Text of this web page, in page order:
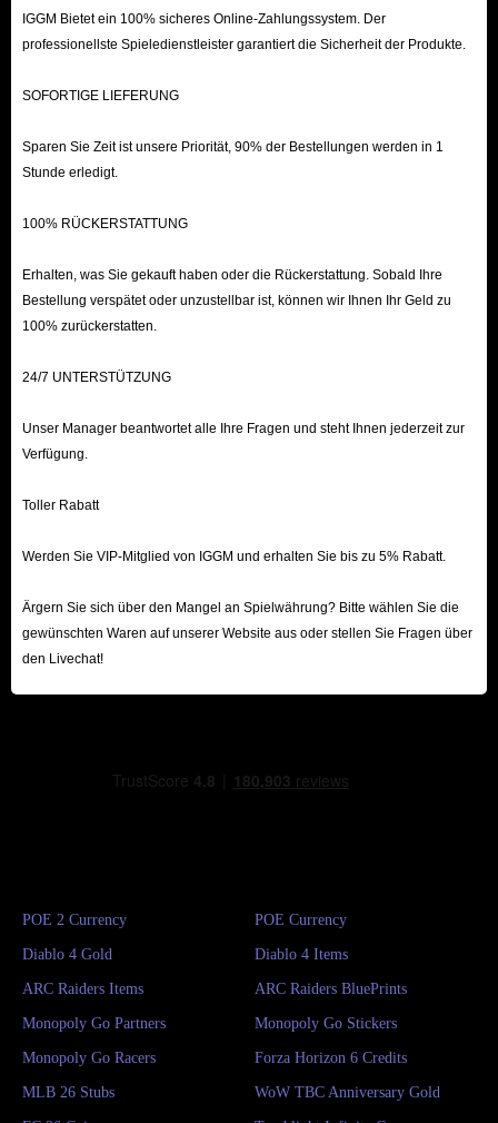
IGGM Bietet ein 100% sicheres Online-Zahlungssystem. Der
professionellste Spieledienstleister garantiert die Sicherheit der Produkte.
SOFORTIGE LIEFERUNG
Sparen Sie Zeit ist unsere Priorität, 90% der Bestellungen werden in 1
Stunde erledigt.
100% RÜCKERSTATTUNG
Erhalten, was Sie gekauft haben oder die Rückerstattung. Sobald Ihre
Bestellung verspätet oder unzustellbar ist, können wir Ihnen Ihr Geld zu
100% zurückerstatten.
24/7 UNTERSTÜTZUNG
Unser Manager beantwortet alle Ihre Fragen und steht Ihnen jederzeit zur
Verfügung.
Toller Rabatt
Werden Sie VIP-Mitglied von IGGM und erhalten Sie bis zu 5% Rabatt.
Ärgern Sie sich über den Mangel an Spielwährung? Bitte wählen Sie die
gewünschten Waren auf unserer Website aus oder stellen Sie Fragen über
den Livechat!
POE 2 Currency POE Currency
Diablo 4 Gold Diablo 4 Items
ARC Raiders Items ARC Raiders BluePrints
Monopoly Go Partners Monopoly Go Stickers
Monopoly Go Racers Forza Horizon 6 Credits
MLB 26 Stubs WoW TBC Anniversary Gold